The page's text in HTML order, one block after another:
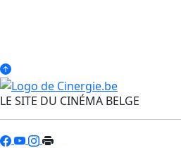
LE SITE DU CINÉMA BELGE